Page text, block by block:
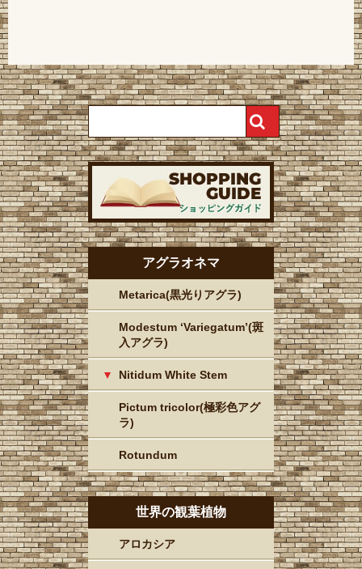
アグラオネマ
Metarica(黒光りアグラ)
Modestum ‘Variegatum’(斑
入アグラ)
Nitidum White Stem
Pictum tricolor(極彩色アグ
ラ)
Rotundum
世界の観葉植物
アロカシア